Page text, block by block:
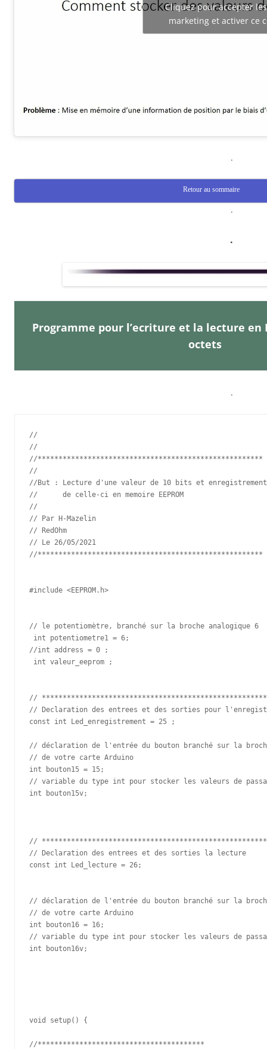
Cliquez pour accepter
marketing et activer ce
.
Retour au sommaire
.
.
Programme pour l’ecriture et la lecture en
octets
.
//
//
//******************************************************
//
//But : Lecture d'une valeur de 10 bits et
//      de celle-ci en memoire EEPROM
//
// Par H-Mazelin
// RedOhm
// Le 26/05/2021
//******************************************************
#include <EEPROM.h>
// le potentiomètre, branché sur la broche analogique 6
int potentiometre1 = 6;
//int address = 0 ;
int valeur_eeprom ;
//
// Declaration des entrees et des sorties pour
const int Led_enregistrement = 25 ;
// déclaration de l'entrée du bouton branché sur la
// de votre carte Arduino
int bouton15 = 15;
// variable du type int pour stocker les valeurs de
int bouton15v;
//
// Declaration des entrees et des sorties la lecture
const int Led_lecture = 26;
// déclaration de l'entrée du bouton branché sur la
// de votre carte Arduino
int bouton16 = 16;
// variable du type int pour stocker les valeurs de
int bouton16v;
void setup() {
//****************************************